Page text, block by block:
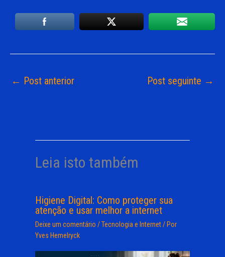
← Post anterior Post seguinte →
Leia isto também
Higiene Digital: Como proteger sua
atenção e usar melhor a internet
Deixe um comentário /Tecnologia e Internet/ Por
Yves Hemelryck